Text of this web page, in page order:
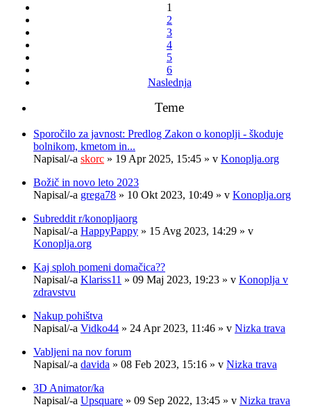
1
2
3
4
5
6
Naslednja
Teme
Sporočilo za javnost: Predlog Zakon o konoplji - škoduje
bolnikom, kmetom in...
Napisal/-a skorc » 19 Apr 2025, 15:45 » v Konoplja.org
Božič in novo leto 2023
Napisal/-a grega78 » 10 Okt 2023, 10:49 » v Konoplja.org
Subreddit r/konopljaorg
Napisal/-a HappyPappy » 15 Avg 2023, 14:29 » v
Konoplja.org
Kaj sploh pomeni domačica??
Napisal/-a Klariss11 » 09 Maj 2023, 19:23 » v Konoplja v
zdravstvu
Nakup pohištva
Napisal/-a Vidko44 » 24 Apr 2023, 11:46 » v Nizka trava
Vabljeni na nov forum
Napisal/-a davida » 08 Feb 2023, 15:16 » v Nizka trava
3D Animator/ka
Napisal/-a Upsquare » 09 Sep 2022, 13:45 » v Nizka trava